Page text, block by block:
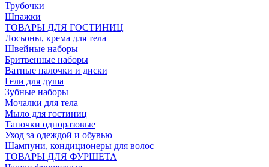
Трубочки
Шпажки
ТОВАРЫ ДЛЯ ГОСТИНИЦ
Лосьоны, крема для тела
Швейные наборы
Бритвенные наборы
Ватные палочки и диски
Гели для душа
Зубные наборы
Мочалки для тела
Мыло для гостиниц
Тапочки одноразовые
Уход за одеждой и обувью
Шампуни, кондиционеры для волос
ТОВАРЫ ДЛЯ ФУРШЕТА